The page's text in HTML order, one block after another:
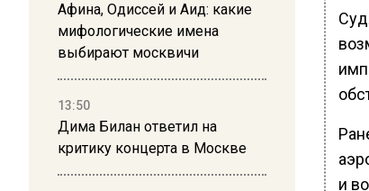
Афина, Одиссей и Аид: какие
мифологические имена
выбирают москвичи
13:50
Дима Билан ответил на
критику концерта в Москве
и